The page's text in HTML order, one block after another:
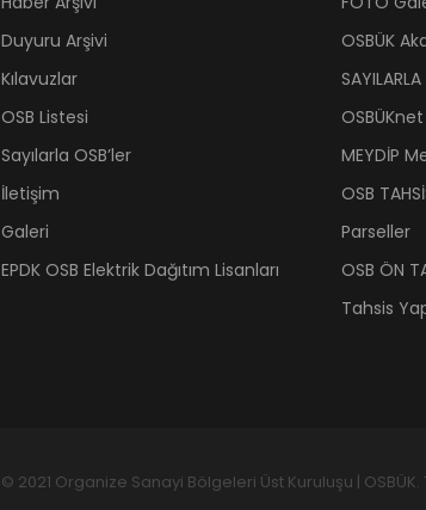
Duyuru Arşivi
Kılavuzlar
OSB Listesi
Sayılarla OSB’ler
İletişim
Galeri
EPDK OSB Elektrik Dağıtım Lisanları
OSBÜK
MEYDİP
OSB
Parseller
OSB ÖN
Tahsis
© 2021 Organize Sanayi Bölgeleri Üst Kuruluşu | OSBÜK.